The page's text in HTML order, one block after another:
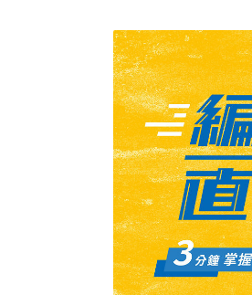
的限制產品過度包裝
光碟等等，都有明確
比對法規，看看自己
會可以去了解現行環
24日舉辦「綠色包
別邀請日本包裝技術